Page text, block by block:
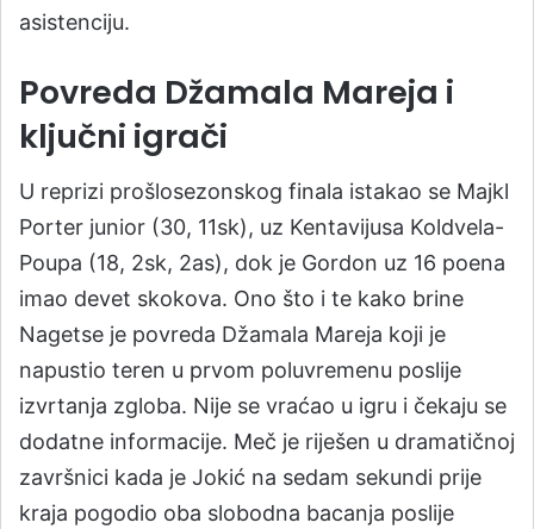
asistenciju.
Povreda Džamala Mareja i
ključni igrači
U reprizi prošlosezonskog finala istakao se Majkl
Porter junior (30, 11sk), uz Kentavijusa Koldvela-
Poupa (18, 2sk, 2as), dok je Gordon uz 16 poena
imao devet skokova. Ono što i te kako brine
Nagetse je povreda Džamala Mareja koji je
napustio teren u prvom poluvremenu poslije
izvrtanja zgloba. Nije se vraćao u igru i čekaju se
dodatne informacije. Meč je riješen u dramatičnoj
završnici kada je Jokić na sedam sekundi prije
kraja pogodio oba slobodna bacanja poslije